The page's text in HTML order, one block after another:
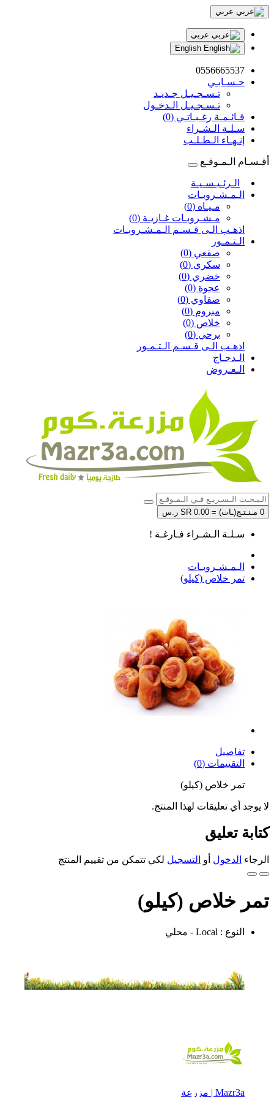
عربي
عربي
0556665537
حـسـابـي
تـسـجـيـل جـديـد
تـسـجـيـل الـدخـول
قـائـمـة رغـبـاتـي (0)
سـلـة الـشـراء
إنـهـاء الـطـلـب
أقـسـام الـمـوقـع
الـرئـيـسـيـة
الـمـشـروبـات
مـيـاه (0)
مـشـروبـات غـازيـة (0)
اذهـب الـى قـسـم الـمـشـروبـات
الـتـمـور
صقعي (0)
سكري (0)
خضري (0)
عجوة (0)
صفاوي (0)
مبروم (0)
خلاص (0)
برحي (0)
اذهـب الـى قـسـم الـتـمـور
الـدجـاج
الـعـروض
0 مـنـتـج(ـات) = SR 0.00 ر.س
سـلـة الـشـراء فـارغـة !
الـمـشـروبـات
تمر خلاص (كيلو)
تفاصيل
التقييمات (0)
تمر خلاص (كيلو)
لا يوجد أي تعليقات لهذا المنتج.
كتابة تعليق
الرجاء الدخول أو التسجيل لكي تتمكن من تقييم المنتج
تمر خلاص (كيلو)
النوع : Local - محلي
Mazr3a | مزرعة